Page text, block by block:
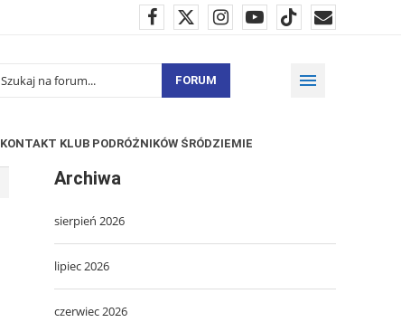
FORUM
KONTAKT KLUB PODRÓŻNIKÓW ŚRÓDZIEMIE
Archiwa
sierpień 2026
lipiec 2026
czerwiec 2026